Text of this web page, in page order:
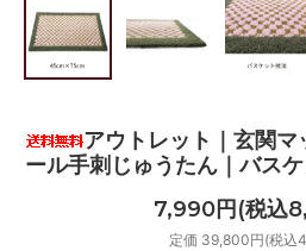
アウトレット｜玄関
ール手刺じゅうたん｜バス
7,990円(税込
定価 39,800円(税込